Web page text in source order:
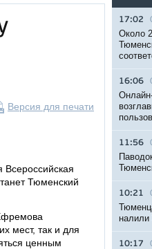
Версия для печати
Всероссийская
Тюменский
мест, так и для
ценным
17:02
Около
16:06
11:56
10:21
налили
10:17